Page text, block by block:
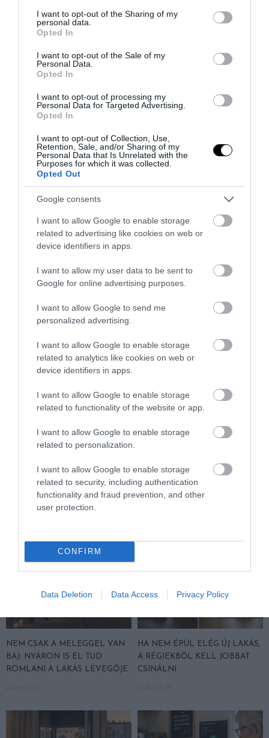
not limited to your visit or usage behaviour. You may click to
grant or deny consent to Google and its third-party tags to
use your data for below specified purposes in below Google
consent section.
I want to opt-out of the Sharing of my
personal data.
Opted In
I want to opt-out of the Sale of my
Personal Data.
Opted In
I want to opt-out of processing my
Personal Data for Targeted Advertising.
Opted In
I want to opt-out of Collection, Use,
Retention, Sale, and/or Sharing of my
Personal Data that Is Unrelated with the
Purposes for which it was collected.
Opted Out
Google consents
I want to allow Google to enable storage
related to advertising like cookies on web or
device identifiers in apps.
I want to allow my user data to be sent to
Google for online advertising purposes.
I want to allow Google to send me
personalized advertising.
I want to allow Google to enable storage
related to analytics like cookies on web or
device identifiers in apps.
I want to allow Google to enable storage
related to functionality of the website or app.
I want to allow Google to enable storage
related to personalization.
I want to allow Google to enable storage
related to security, including authentication
functionality and fraud prevention, and other
user protection.
CONFIRM
Data Deletion Data Access Privacy Policy
BÚTORFELÚJÍTÁS
KAPCSOLÓDÓ OLVASMÁNY
NEM ÚJ KANAPÉ KELL, HANEM
JOBB RENDSZER: EZT ÜZENI A
2026-08-07
LOCSOLOD, MÉGIS
A VIZET A NÖVÉNYBŐL
2026-08-04
HŐKUPOLA A LAKÁSBAN: ÍGY
AKADÁLYOZD MEG, HOGY
VÁLJON AZ OTTHONOD
2026-08-03
NAPELEM MELLÉ
ELTÁROLNI A NAPPALT
ESTÉRE
2026-08-03
NEM CSAK A MELEGGEL VAN
BAJ: NYÁRON IS EL TUD
ROMLANI A LAKÁS LEVEGŐJE
HA NEM ÉPÜL ELÉG ÚJ LAKÁS,
A RÉGIEKBŐL KELL JOBBAT
CSINÁLNI